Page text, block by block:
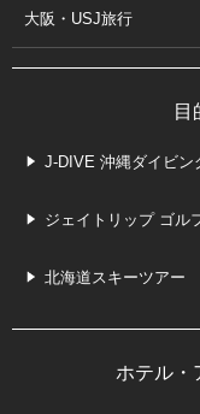
大阪・USJ旅行
目
J-DIVE 沖縄ダイビン
ジェイトリップ ゴル
北海道スキーツアー
ホテル・